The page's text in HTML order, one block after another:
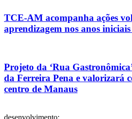
TCE-AM acompanha ações
aprendizagem nos anos iniciais
Projeto da ‘Rua
da Ferreira Pena e valorizará
centro de Manaus